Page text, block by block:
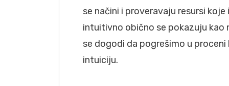
se načini i proveravaju resursi
intuitivno obično se pokazuju kao
se dogodi da pogrešimo u
intuiciju.